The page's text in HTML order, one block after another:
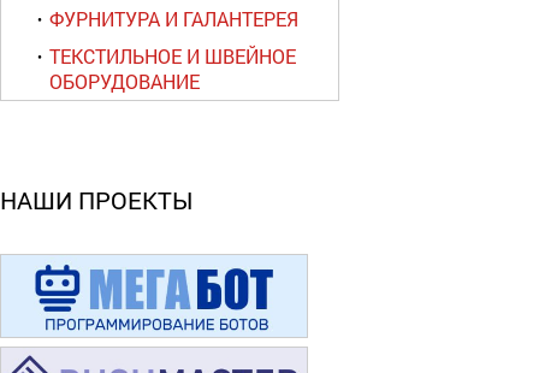
ФУРНИТУРА И ГАЛАНТЕРЕЯ
ТЕКСТИЛЬНОЕ И ШВЕЙНОЕ
ОБОРУДОВАНИЕ
НАШИ ПРОЕКТЫ